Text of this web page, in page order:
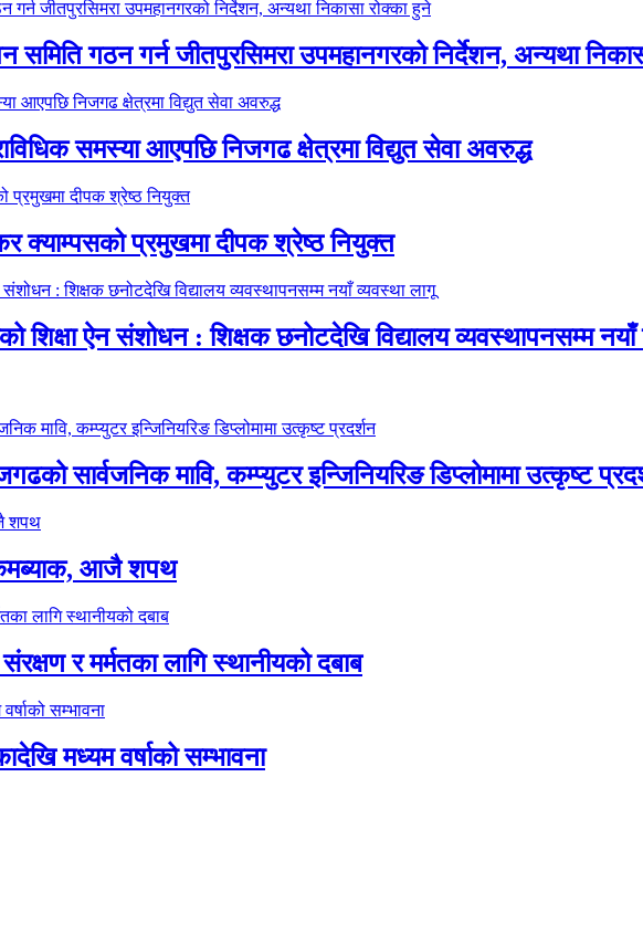
समिति गठन गर्न जीतपुरसिमरा उपमहानगरको निर्देशन, अन्यथा
समस्या आएपछि निजगढ क्षेत्रमा विद्युत सेवा अवरुद्ध
क्याम्पसको प्रमुखमा दीपक श्रेष्ठ नियुक्त
शिक्षा ऐन संशोधन : शिक्षक छनोटदेखि विद्यालय व्यवस्थापनसम्म
सार्वजनिक मावि, कम्प्युटर इन्जिनियरिङ डिप्लोमामा उत्कृष्ट
कमब्याक, आजै शपथ
र मर्मतका लागि स्थानीयको दबाब
मध्यम वर्षाको सम्भावना